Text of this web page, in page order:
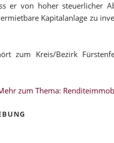
er von hoher steuerlicher
Kapitalanlage zu
zum Kreis/Bezirk
zum Thema: